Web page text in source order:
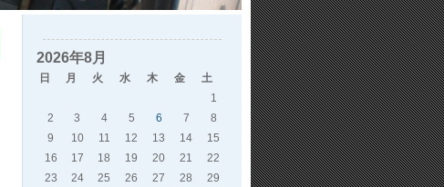
2026年8月
日 月 火 水 木 金 土
1
2
3 4 5 6 7
8
9
10 11 12 13 14
15
16
17 18 19 20 21
22
23
24 25 26 27 28
29